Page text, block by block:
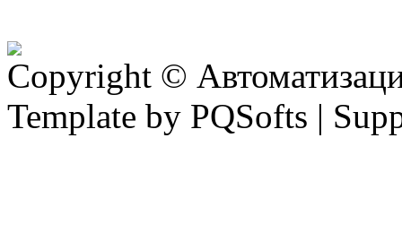
Copyright ©
Template by PQSofts |